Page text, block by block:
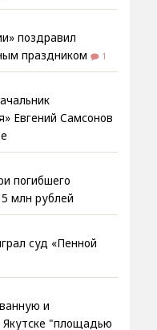
поздравил
праздником
1
Евгений Самсонов
погибшего
млн рублей
суд «Пенной
и
"площадью